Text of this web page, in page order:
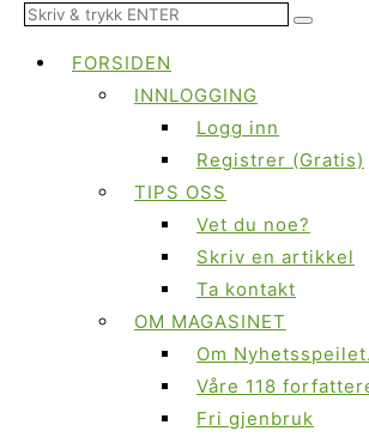
FORSIDEN
INNLOGGING
Logg inn
Registrer (Gratis)
TIPS OSS
Vet du noe?
Skriv en artikkel
Ta kontakt
OM MAGASINET
Om
Våre 118
Fri gjenbruk